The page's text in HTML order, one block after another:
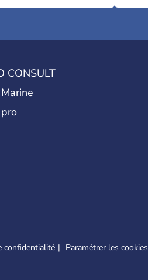
CONSULT
confidentialité Paramétrer les cookies